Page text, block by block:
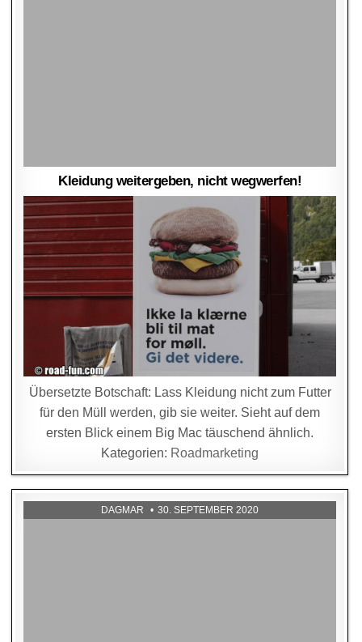
Kleidung weitergeben, nicht wegwerfen!
Übersetzte Botschaft: Lass Kleidung nicht zum Futter
für den Müll werden, gib sie weiter. Sieht auf dem
ersten Blick einem Big Mac täuschend ähnlich.
Kategorien: Roadmarketing
DAGMAR 30. SEPTEMBER 2020